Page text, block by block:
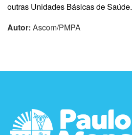
outras Unidades Básicas de Saúde.
Autor: Ascom/PMPA